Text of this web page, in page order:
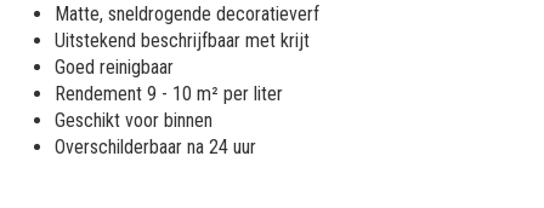
Matte, sneldrogende decoratieverf
Uitstekend beschrijfbaar met krijt
Goed reinigbaar
Rendement 9 - 10 m² per liter
Geschikt voor binnen
Overschilderbaar na 24 uur